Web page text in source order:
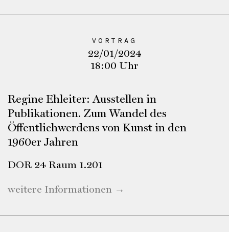
VORTRAG
22/01/2024
18:00 Uhr
Regine Ehleiter: Ausstellen in
Publikationen. Zum Wandel des
Öffentlichwerdens von Kunst in den
1960er Jahren
DOR 24 Raum 1.201
weitere Informationen →